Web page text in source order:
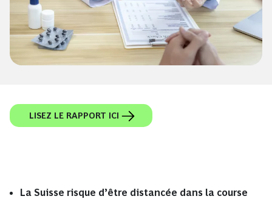
LISEZ LE RAPPORT ICI
La Suisse risque d’être distancée dans la course